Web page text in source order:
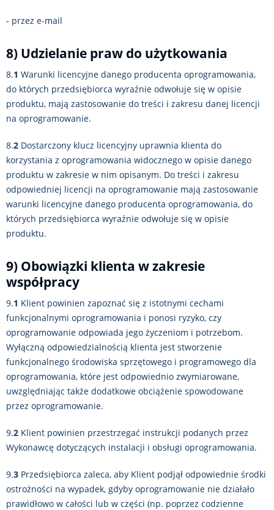
- przez e-mail
8) Udzielanie praw do użytkowania
8.1 Warunki licencyjne danego producenta oprogramowania,
do których przedsiębiorca wyraźnie odwołuje się w opisie
produktu, mają zastosowanie do treści i zakresu danej licencji
na oprogramowanie.
8.2 Dostarczony klucz licencyjny uprawnia klienta do
korzystania z oprogramowania widocznego w opisie danego
produktu w zakresie w nim opisanym. Do treści i zakresu
odpowiedniej licencji na oprogramowanie mają zastosowanie
warunki licencyjne danego producenta oprogramowania, do
których przedsiębiorca wyraźnie odwołuje się w opisie
produktu.
9) Obowiązki klienta w zakresie
współpracy
9.1 Klient powinien zapoznać się z istotnymi cechami
funkcjonalnymi oprogramowania i ponosi ryzyko, czy
oprogramowanie odpowiada jego życzeniom i potrzebom.
Wyłączną odpowiedzialnością klienta jest stworzenie
funkcjonalnego środowiska sprzętowego i programowego dla
oprogramowania, które jest odpowiednio zwymiarowane,
uwzględniając także dodatkowe obciążenie spowodowane
przez oprogramowanie.
9.2 Klient powinien przestrzegać instrukcji podanych przez
Wykonawcę dotyczących instalacji i obsługi oprogramowania.
9.3 Przedsiębiorca zaleca, aby Klient podjął odpowiednie środki
ostrożności na wypadek, gdyby oprogramowanie nie działało
prawidłowo w całości lub w części (np. poprzez codzienne